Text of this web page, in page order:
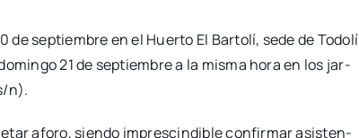
sep­tiem­bre en el Huer­to El Bar­to­lí, sede de Todo­lí
21 de sep­tiem­bre a la mis­ma hora en los jar­
n).
afo­ro, sien­do impres­cin­di­ble con­fir­mar asis­ten­